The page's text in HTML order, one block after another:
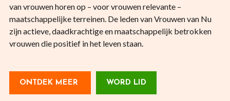
van vrouwen horen op – voor vrouwen relevante –
maatschappelijke terreinen. De leden van Vrouwen van Nu
zijn actieve, daadkrachtige en maatschappelijk betrokken
vrouwen die positief in het leven staan.
ONTDEK MEER WORD LID